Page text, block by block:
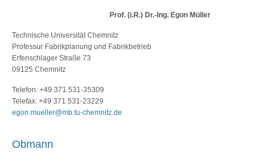
Prof. (i.R.) Dr.-Ing. Egon Müller
Technische Universität Chemnitz
Professur Fabrikplanung und Fabrikbetrieb
Erfenschlager Straße 73
09125 Chemnitz
Telefon: +49 371 531-35309
Telefax: +49 371 531-23229
egon.mueller@mb.tu-chemnitz.de
Obmann